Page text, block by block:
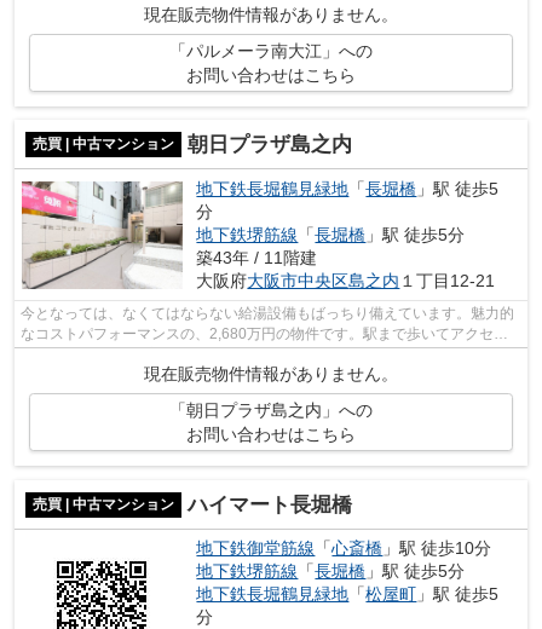
現在販売物件情報がありません。
「パルメーラ南大江」への
お問い合わせはこちら
売買 | 中古マンション 朝日プラザ島之内
地下鉄長堀鶴見緑地 「長堀橋 」駅 徒歩5
分
地下鉄堺筋線 「長堀橋 」駅 徒歩5分
築43年 / 11階建
大阪府大阪市中央区島之内 １丁目12‐21
今となっては、なくてはならない給湯設備もばっちり備えています。魅力的
なコストパフォーマンスの、2,680万円の物件です。駅まで歩いてアクセス
現在販売物件情報がありません。
「朝日プラザ島之内」への
お問い合わせはこちら
売買 | 中古マンション ハイマート長堀橋
地下鉄御堂筋線 「心斎橋 」駅 徒歩10分
地下鉄堺筋線 「長堀橋 」駅 徒歩5分
地下鉄長堀鶴見緑地 「松屋町 」駅 徒歩5
分